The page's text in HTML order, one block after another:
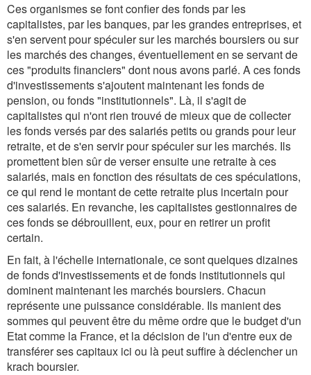
Ces organismes se font confier des fonds par les
capitalistes, par les banques, par les grandes entreprises, et
s'en servent pour spéculer sur les marchés boursiers ou sur
les marchés des changes, éventuellement en se servant de
ces "produits financiers" dont nous avons parlé. A ces fonds
d'investissements s'ajoutent maintenant les fonds de
pension, ou fonds "institutionnels". Là, il s'agit de
capitalistes qui n'ont rien trouvé de mieux que de collecter
les fonds versés par des salariés petits ou grands pour leur
retraite, et de s'en servir pour spéculer sur les marchés. Ils
promettent bien sûr de verser ensuite une retraite à ces
salariés, mais en fonction des résultats de ces spéculations,
ce qui rend le montant de cette retraite plus incertain pour
ces salariés. En revanche, les capitalistes gestionnaires de
ces fonds se débrouillent, eux, pour en retirer un profit
certain.
En fait, à l'échelle internationale, ce sont quelques dizaines
de fonds d'investissements et de fonds institutionnels qui
dominent maintenant les marchés boursiers. Chacun
représente une puissance considérable. Ils manient des
sommes qui peuvent être du même ordre que le budget d'un
Etat comme la France, et la décision de l'un d'entre eux de
transférer ses capitaux ici ou là peut suffire à déclencher un
krach boursier.